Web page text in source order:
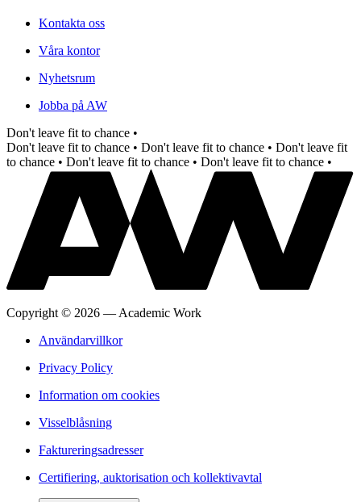
Kontakta oss
Våra kontor
Nyhetsrum
Jobba på AW
Don't leave fit to chance •
Don't leave fit to chance • Don't leave fit to chance • Don't leave fit
to chance • Don't leave fit to chance • Don't leave fit to chance •
Copyright © 2026 — Academic Work
Användarvillkor
Privacy Policy
Information om cookies
Visselblåsning
Faktureringsadresser
Certifiering, auktorisation och kollektivavtal